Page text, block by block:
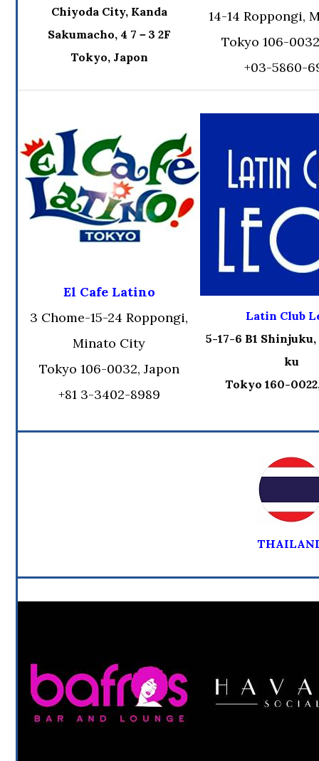
Chiyoda City, Kanda
Sakumacho, 4 7－3 2F
Tokyo, Japon
14-14 Roppongi,
Tokyo 106-
+03-5860-
El Cafe Latino
3 Chome-15-24 Roppongi,
Minato City
Tokyo 106-0032, Japon
+81 3-3402-8989
Latin Club
5-17-6 B1
ku
Tokyo 160-